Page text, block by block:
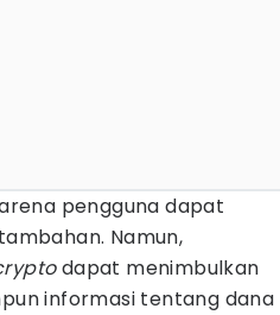
pengguna dapat
Namun,
dapat menimbulkan
informasi tentang dana